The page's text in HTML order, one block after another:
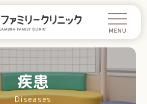
疾患
Diseases